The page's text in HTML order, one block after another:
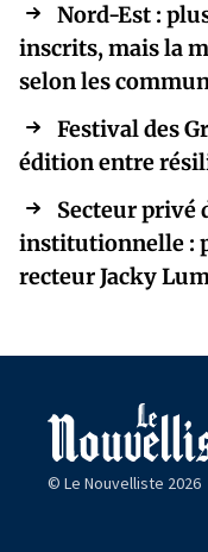
Nord-Est :
inscrits, mais la
selon les
Festival des
édition entre
Secteur privé
institutionnelle :
recteur Jacky
© Le Nouvelliste 2026